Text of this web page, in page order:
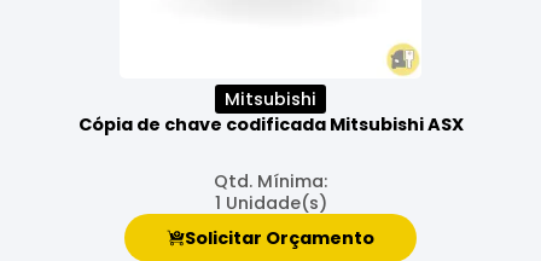
Mitsubishi
Cópia de chave codificada Mitsubishi ASX
Qtd. Mínima:
1 Unidade(s)
Solicitar Orçamento